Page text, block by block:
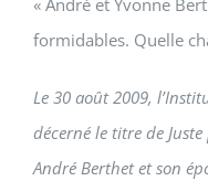
« André et Yvonne
formidables. Quelle
Le 30 août 2009,
décerné le titre de
André Berthet et son